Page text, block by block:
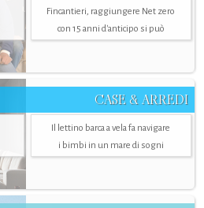
Fincantieri, raggiungere Net zero
con 15 anni d'anticipo si può
CASE & ARREDI
Il lettino barca a vela fa navigare
i bimbi in un mare di sogni